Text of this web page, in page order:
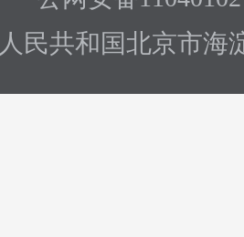
民共和国北京市海